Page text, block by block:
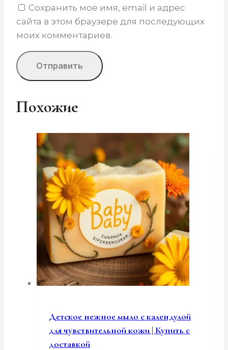
Сохранить моё имя, email и адрес
сайта в этом браузере для последующих
моих комментариев.
Похожие
Детское нежное мыло с календулой
для чувствительной кожи | Купить с
доставкой